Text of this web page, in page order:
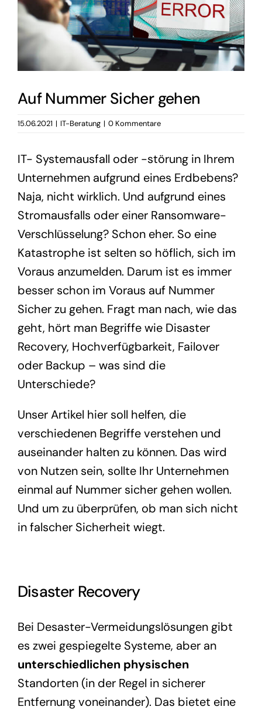
Auf Nummer Sicher gehen
15.06.2021 | IT-Beratung | 0 Kommentare
IT- Systemausfall oder -störung in Ihrem
Unternehmen aufgrund eines Erdbebens?
Naja, nicht wirklich. Und aufgrund eines
Stromausfalls oder einer Ransomware-
Verschlüsselung? Schon eher. So eine
Katastrophe ist selten so höflich, sich im
Voraus anzumelden. Darum ist es immer
besser schon im Voraus auf Nummer
Sicher zu gehen. Fragt man nach, wie das
geht, hört man Begriffe wie Disaster
Recovery, Hochverfügbarkeit, Failover
oder Backup – was sind die
Unterschiede?
Unser Artikel hier soll helfen, die
verschiedenen Begriffe verstehen und
auseinander halten zu können. Das wird
von Nutzen sein, sollte Ihr Unternehmen
einmal auf Nummer sicher gehen wollen.
Und um zu überprüfen, ob man sich nicht
in falscher Sicherheit wiegt.
Disaster Recovery
Bei Desaster-Vermeidungslösungen gibt
es zwei gespiegelte Systeme, aber an
unterschiedlichen physischen
Standorten (in der Regel in sicherer
Entfernung voneinander). Das bietet eine